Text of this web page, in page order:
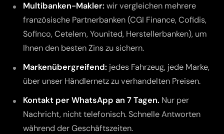
Multibanken-Makler: wir vergleichen mehrere
französische Partnerbanken (CGI Finance, Cofidis,
Sofinco, Cetelem, Younited, Herstellerbanken), um
Ihnen den besten Zins zu sichern.
Markenübergreifend: jedes Fahrzeug, jede Marke,
über unser Händlernetz zu verhandelten Preisen.
Kontakt per WhatsApp an 7 Tagen. Nur per
Nachricht, nicht telefonisch. Schnelle Antworten
während der Geschäftszeiten.